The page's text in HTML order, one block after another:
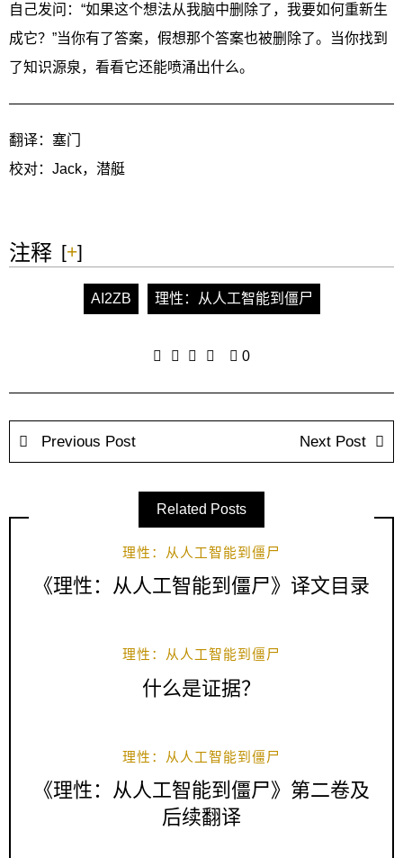
自己发问：“如果这个想法从我脑中删除了，我要如何重新生
成它？”当你有了答案，假想那个答案也被删除了。当你找到
了知识源泉，看看它还能喷涌出什么。
翻译：塞门
校对：Jack，潜艇
注释 [+]
AI2ZB 理性：从人工智能到僵尸
0
Previous Post Next Post
Related Posts
理性：从人工智能到僵尸
《理性：从人工智能到僵尸》译文目录
理性：从人工智能到僵尸
什么是证据？
理性：从人工智能到僵尸
《理性：从人工智能到僵尸》第二卷及
后续翻译